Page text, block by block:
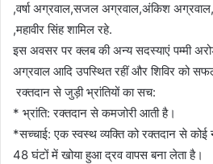
,वर्षा अग्रवाल,सजल अग्रवाल,अंकिश
,महावीर सिंह शामिल रहे.
इस अवसर पर क्लब की अन्य सदस्याएं पम्मी
अग्रवाल आदि उपस्थित रहीं और शिविर को
रक्तदान से जुड़ी भ्रांतियों का सच:
* भ्रांति: रक्तदान से कमजोरी आती है।
*सच्चाई: एक स्वस्थ व्यक्ति को रक्तदान से
48 घंटों में खोया हुआ द्रव वापस बना लेता है।